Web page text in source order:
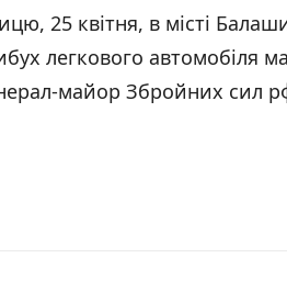
25 квітня, в місті
легкового автомобіля
майор Збройних сил